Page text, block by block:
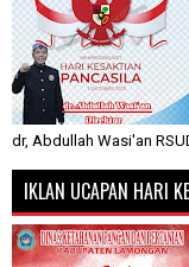
dr, Abdullah Wasi'an
IKLAN UCAPAN HARI